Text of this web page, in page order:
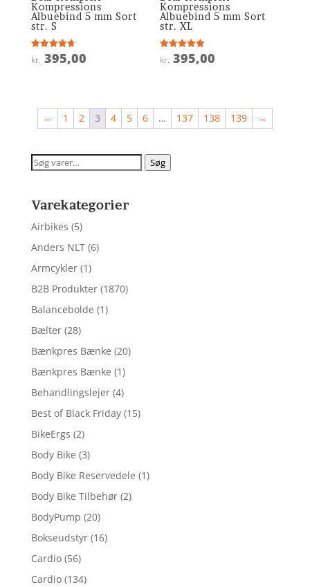
Kompressions
Albuebind 5 mm Sort
str. S
Vurderet
4.7
kr. 395,00
Kompressions
Albuebind 5 mm Sort
str. XL
Vurderet
5
kr. 395,00
← 1 2 3 4 5 6 … 137 138 139 →
Søg
Søg
Varekategorier
Airbikes (5)
Anders NLT (6)
Armcykler (1)
B2B Produkter (1870)
Balancebolde (1)
Bælter (28)
Bænkpres Bænke (20)
Bænkpres Bænke (1)
Behandlingslejer (4)
Best of Black Friday (15)
BikeErgs (2)
Body Bike (3)
Body Bike Reservedele (1)
Body Bike Tilbehør (2)
BodyPump (20)
Bokseudstyr (16)
Cardio (56)
Cardio (134)